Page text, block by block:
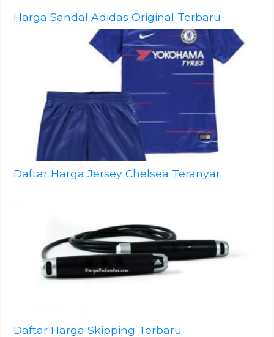
Harga Sandal Adidas Original Terbaru
Daftar Harga Jersey Chelsea Teranyar
Daftar Harga Skipping Terbaru